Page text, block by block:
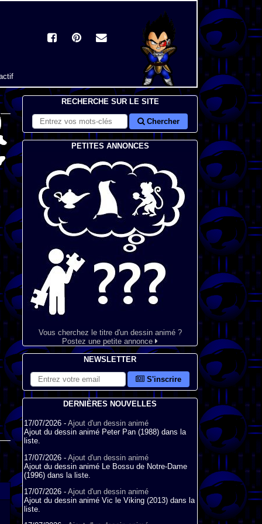
RECHERCHE SUR LE SITE
Chercher
PETITES ANNONCES
Vous cherchez le titre d'un dessin animé ?
Postez une petite annonce
NEWSLETTER
S'inscrire
DERNIÈRES NOUVELLES
17/07/2026 - Ajout d'un dessin animé
Ajout du dessin animé Peter Pan (1988) dans la
liste.
17/07/2026 - Ajout d'un dessin animé
Ajout du dessin animé Le Bossu de Notre-Dame
(1996) dans la liste.
17/07/2026 - Ajout d'un dessin animé
Ajout du dessin animé Vic le Viking (2013) dans la
liste.